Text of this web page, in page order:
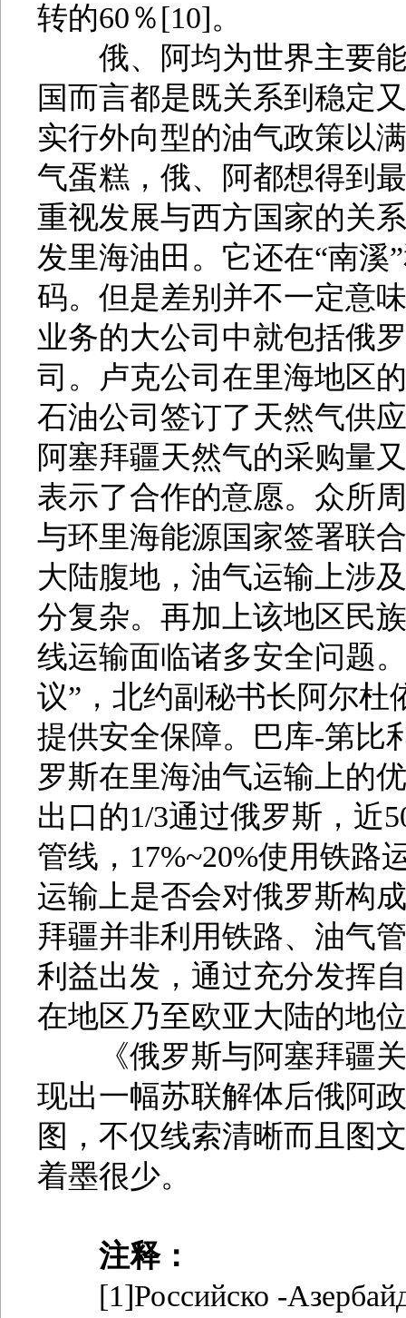
转的60％[10]。
俄、阿均为世界主要能
国而言都是既关系到稳定
实行外向型的油气政策以
气蛋糕，俄、阿都想得到
重视发展与西方国家的关
发里海油田。它还在“南溪
码。但是差别并不一定意
业务的大公司中就包括俄
司。卢克公司在里海地区
石油公司签订了天然气供
阿塞拜疆天然气的采购量
表示了合作的意愿。众所
与环里海能源国家签署联
大陆腹地，油气运输上涉
分复杂。再加上该地区民
线运输面临诸多安全问题
议”，北约副秘书长阿尔杜
提供安全保障。巴库-第比
罗斯在里海油气运输上的
出口的1/3通过俄罗斯，近
管线，17%~20%使用铁路
运输上是否会对俄罗斯构
拜疆并非利用铁路、油气
利益出发，通过充分发挥
在地区乃至欧亚大陆的地
《俄罗斯与阿塞拜疆关
现出一幅苏联解体后俄阿
图，不仅线索清晰而且图
着墨很少。
注释：
[1]Российско -